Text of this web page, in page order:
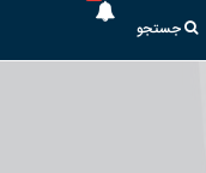
جستجو